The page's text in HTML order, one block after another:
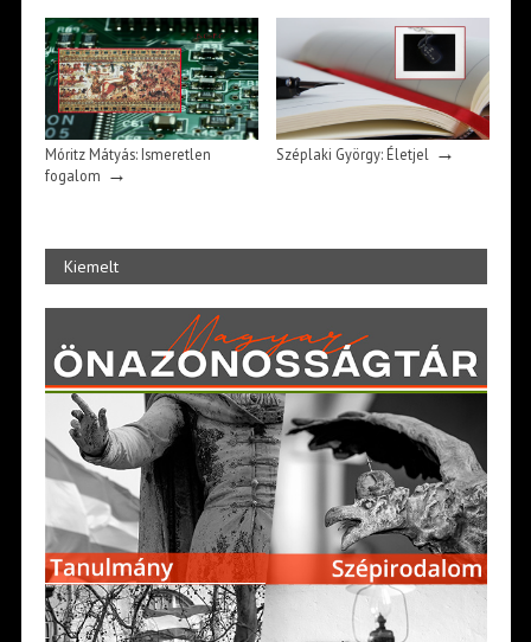
Móritz Mátyás: Ismeretlen
fogalom →
Széplaki György: Életjel→
Kiemelt